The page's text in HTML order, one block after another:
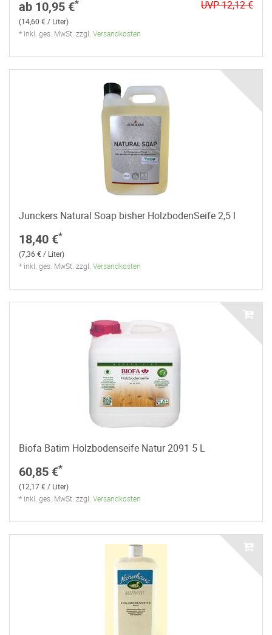
ab 10,95 €* UVP 12,12 €
(14,60 € / Liter)
* inkl. ges. MwSt. zzgl. Versandkosten
Junckers Natural Soap bisher HolzbodenSeife 2,5 l
18,40 €*
(7,36 € / Liter)
* inkl. ges. MwSt. zzgl. Versandkosten
Biofa Batim Holzbodenseife Natur 2091 5 L
60,85 €*
(12,17 € / Liter)
* inkl. ges. MwSt. zzgl. Versandkosten